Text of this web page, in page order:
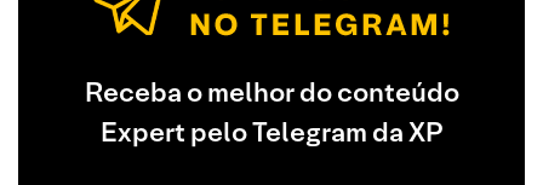
Receba o melhor do conteúdo
Expert pelo Telegram da XP